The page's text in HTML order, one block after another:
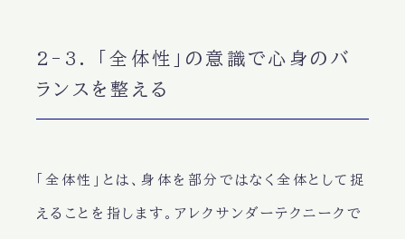
2-3. 「全体性」の意識で心身のバ
ランスを整える
「全体性」とは、身体を部分ではなく全体として捉
えることを指します。アレクサンダーテクニークで